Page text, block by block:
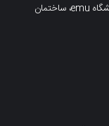
قبرس شمالی، فاماگوستا، خیابان سالامیس، جنب دانشگاه emu، ساختمان